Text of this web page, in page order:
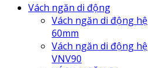
Vách ngăn di động
Vách ngăn di động hệ
60mm
Vách ngăn di động hệ
VNV90